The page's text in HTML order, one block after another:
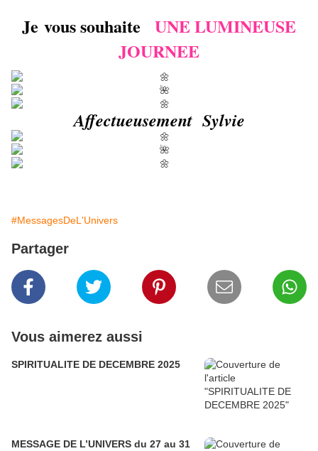
Je vous souhaite UNE LUMINEUSE
JOURNEE
Affectueusement Sylvie
#MessagesDeL'Univers
Partager
Vous aimerez aussi
SPIRITUALITE DE DECEMBRE 2025
MESSAGE DE L’UNIVERS du 27 au 31